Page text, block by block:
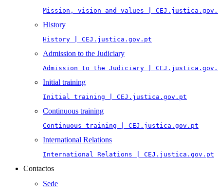
Mission, vision and values |
History
History | CEJ.justica.gov.pt
Admission to the Judiciary
Admission to the Judiciary |
Initial training
Initial training | CEJ.justica.gov.pt
Continuous training
Continuous training | CEJ.justica.gov.pt
International Relations
International Relations | CEJ.justica.gov.pt
Contactos
Sede